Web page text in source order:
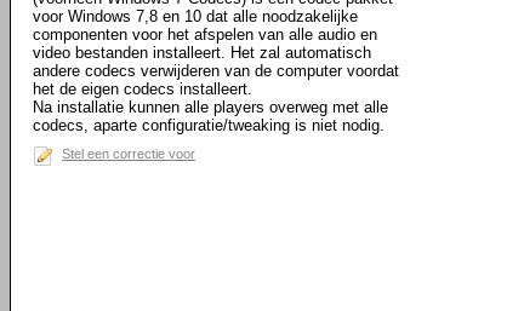
voor Windows 7,8 en 10 dat alle noodzakelijke
componenten voor het afspelen van alle audio en
video bestanden installeert. Het zal automatisch
andere codecs verwijderen van de computer voordat
het de eigen codecs installeert.
Na installatie kunnen alle players overweg met alle
codecs, aparte configuratie/tweaking is niet nodig.
Stel een correctie voor